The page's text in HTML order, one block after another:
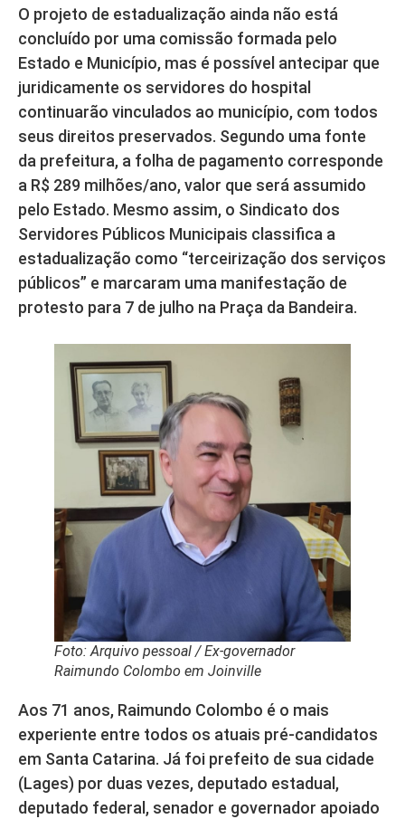
O projeto de estadualização ainda não está
concluído por uma comissão formada pelo
Estado e Município, mas é possível antecipar que
juridicamente os servidores do hospital
continuarão vinculados ao município, com todos
seus direitos preservados. Segundo uma fonte
da prefeitura, a folha de pagamento corresponde
a R$ 289 milhões/ano, valor que será assumido
pelo Estado. Mesmo assim, o Sindicato dos
Servidores Públicos Municipais classifica a
estadualização como “terceirização dos serviços
públicos” e marcaram uma manifestação de
protesto para 7 de julho na Praça da Bandeira.
Foto: Arquivo pessoal / Ex-governador
Raimundo Colombo em Joinville
Aos 71 anos, Raimundo Colombo é o mais
experiente entre todos os atuais pré-candidatos
em Santa Catarina. Já foi prefeito de sua cidade
(Lages) por duas vezes, deputado estadual,
deputado federal, senador e governador apoiado